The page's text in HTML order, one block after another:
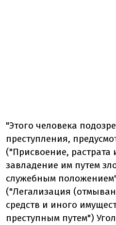
"Этого человека
преступления,
("Присвоение, растрата
завладение им путем
служебным
("Легализация
средств и иного
преступным путем")